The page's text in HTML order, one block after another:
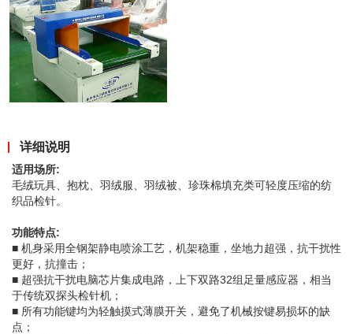
详细说明
适用场所:
毛绒玩具、抱枕、羽绒服、羽绒被、珍珠棉填充类可轻度压缩的纺
织品检针。
功能特点:
■ 机身采用全钢架静电喷涂工艺，机架稳重，坐地力超强，抗干扰性
更好，抗撞击；
■ 超强抗干扰电脑芯片集成电路，上下双路32组足量感应器，相当
于传统双探头检针机；
■ 所有功能键均为轻触摸式薄膜开关，避免了机械按键易损坏的缺
点；